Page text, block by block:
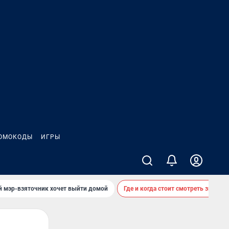
ИГРЫ
мэр-взяточник хочет выйти домой Где и когда стоит смотреть